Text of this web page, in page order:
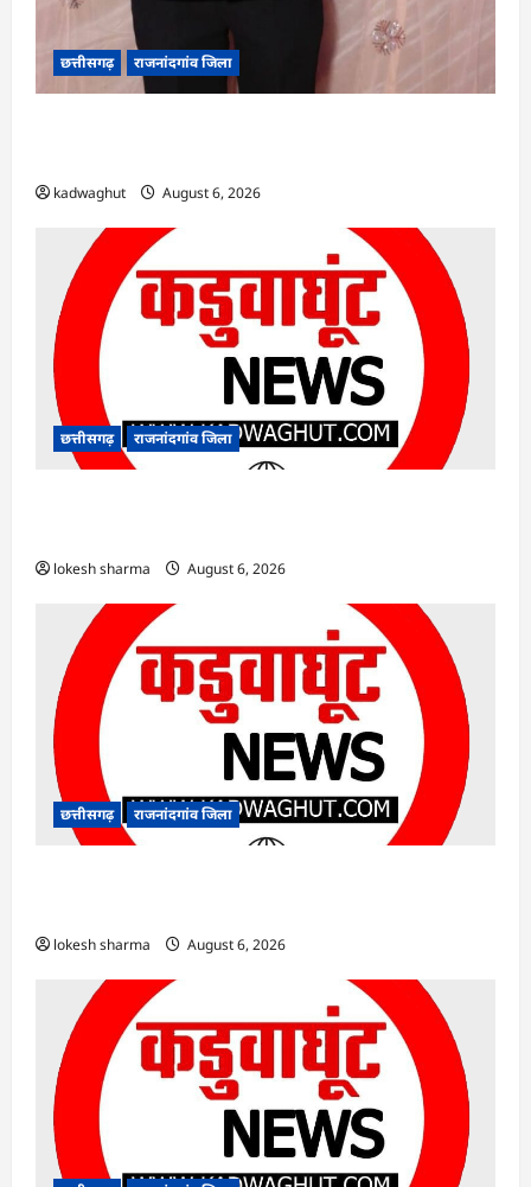
छत्तीसगढ़ राजनांदगांव जिला
kadwaghut August 6, 2026
छत्तीसगढ़ राजनांदगांव जिला
lokesh sharma August 6, 2026
छत्तीसगढ़ राजनांदगांव जिला
lokesh sharma August 6, 2026